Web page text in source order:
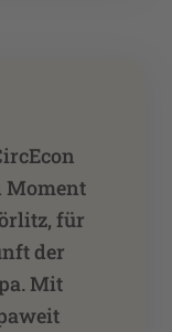
Moment
für
der
Mit